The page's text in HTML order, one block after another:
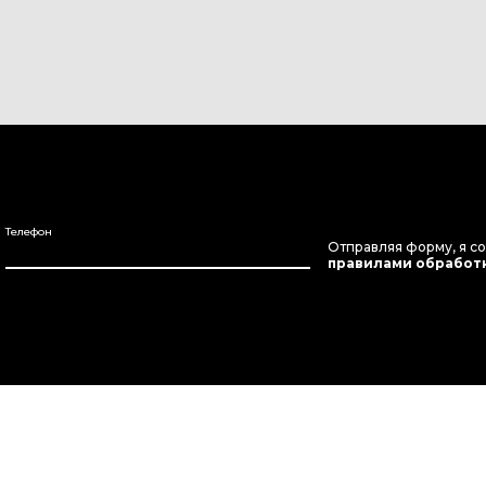
Телефон
Отправляя форму, я
правилами